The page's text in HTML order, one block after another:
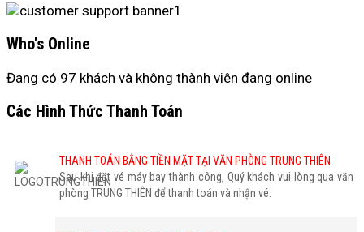
Who's Online
Đang có 97 khách và không thành viên đang online
Các Hình Thức Thanh Toán
THANH TOÁN BẰNG TIỀN MẶT TẠI VĂN PHÒNG TRUNG THIÊN
Sau khi đặt vé máy bay thành công, Quý khách vui lòng qua văn
phòng TRUNG THIÊN để thanh toán và nhận vé.